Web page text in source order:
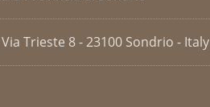
Trieste 8 - 23100 Sondrio - Italy